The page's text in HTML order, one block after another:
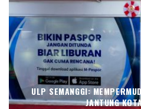
ULP SEMANGGI:
JANTUNG